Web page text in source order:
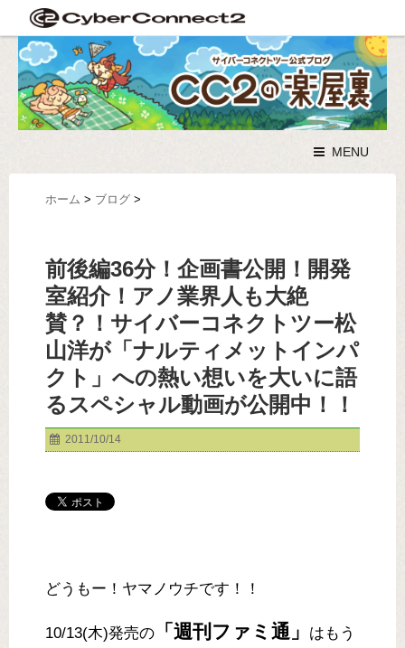
MENU
ホーム > ブログ >
前後編36分！企画書公開！開発
室紹介！アノ業界人も大絶
賛？！サイバーコネクトツー松
山洋が「ナルティメットインパ
クト」への熱い想いを大いに語
るスペシャル動画が公開中！！
2011/10/14
どうもー！ヤマノウチです！！
10/13(木)発売の 「週刊ファミ通」
はもう